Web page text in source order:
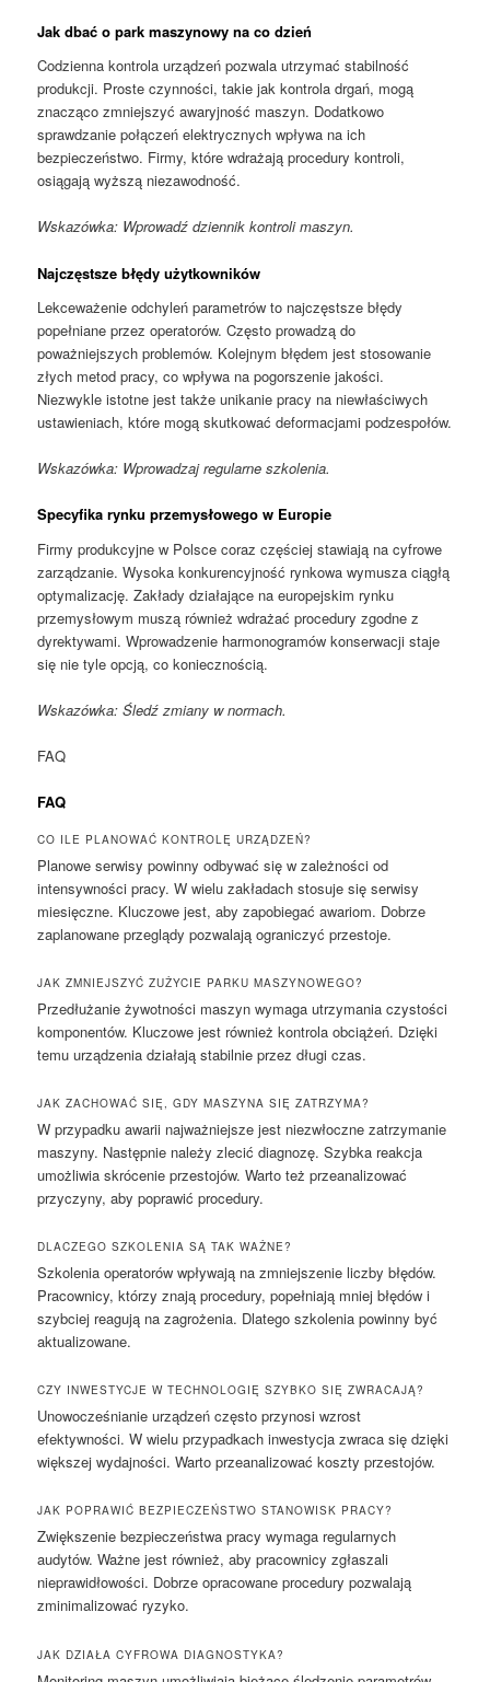
Jak dbać o park maszynowy na co dzień
Codzienna kontrola urządzeń pozwala utrzymać stabilność
produkcji. Proste czynności, takie jak kontrola drgań, mogą
znacząco zmniejszyć awaryjność maszyn. Dodatkowo
sprawdzanie połączeń elektrycznych wpływa na ich
bezpieczeństwo. Firmy, które wdrażają procedury kontroli,
osiągają wyższą niezawodność.
Wskazówka: Wprowadź dziennik kontroli maszyn.
Najczęstsze błędy użytkowników
Lekceważenie odchyleń parametrów to najczęstsze błędy
popełniane przez operatorów. Często prowadzą do
poważniejszych problemów. Kolejnym błędem jest stosowanie
złych metod pracy, co wpływa na pogorszenie jakości.
Niezwykle istotne jest także unikanie pracy na niewłaściwych
ustawieniach, które mogą skutkować deformacjami podzespołów.
Wskazówka: Wprowadzaj regularne szkolenia.
Specyfika rynku przemysłowego w Europie
Firmy produkcyjne w Polsce coraz częściej stawiają na cyfrowe
zarządzanie. Wysoka konkurencyjność rynkowa wymusza ciągłą
optymalizację. Zakłady działające na europejskim rynku
przemysłowym muszą również wdrażać procedury zgodne z
dyrektywami. Wprowadzenie harmonogramów konserwacji staje
się nie tyle opcją, co koniecznością.
Wskazówka: Śledź zmiany w normach.
FAQ
FAQ
CO ILE PLANOWAĆ KONTROLĘ URZĄDZEŃ?
Planowe serwisy powinny odbywać się w zależności od
intensywności pracy. W wielu zakładach stosuje się serwisy
miesięczne. Kluczowe jest, aby zapobiegać awariom. Dobrze
zaplanowane przeglądy pozwalają ograniczyć przestoje.
JAK ZMNIEJSZYĆ ZUŻYCIE PARKU MASZYNOWEGO?
Przedłużanie żywotności maszyn wymaga utrzymania czystości
komponentów. Kluczowe jest również kontrola obciążeń. Dzięki
temu urządzenia działają stabilnie przez długi czas.
JAK ZACHOWAĆ SIĘ, GDY MASZYNA SIĘ ZATRZYMA?
W przypadku awarii najważniejsze jest niezwłoczne zatrzymanie
maszyny. Następnie należy zlecić diagnozę. Szybka reakcja
umożliwia skrócenie przestojów. Warto też przeanalizować
przyczyny, aby poprawić procedury.
DLACZEGO SZKOLENIA SĄ TAK WAŻNE?
Szkolenia operatorów wpływają na zmniejszenie liczby błędów.
Pracownicy, którzy znają procedury, popełniają mniej błędów i
szybciej reagują na zagrożenia. Dlatego szkolenia powinny być
aktualizowane.
CZY INWESTYCJE W TECHNOLOGIĘ SZYBKO SIĘ ZWRACAJĄ?
Unowocześnianie urządzeń często przynosi wzrost
efektywności. W wielu przypadkach inwestycja zwraca się dzięki
większej wydajności. Warto przeanalizować koszty przestojów.
JAK POPRAWIĆ BEZPIECZEŃSTWO STANOWISK PRACY?
Zwiększenie bezpieczeństwa pracy wymaga regularnych
audytów. Ważne jest również, aby pracownicy zgłaszali
nieprawidłowości. Dobrze opracowane procedury pozwalają
zminimalizować ryzyko.
JAK DZIAŁA CYFROWA DIAGNOSTYKA?